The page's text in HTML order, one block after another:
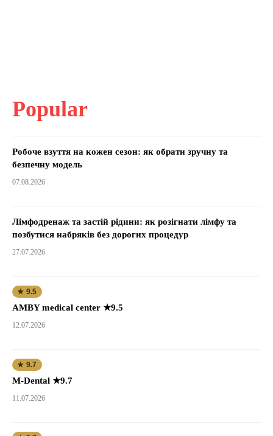
Popular
Робоче взуття на кожен сезон: як обрати зручну та
безпечну модель
07.08.2026
Лімфодренаж та застій рідини: як розігнати лімфу та
позбутися набряків без дорогих процедур
27.07.2026
★ 9.5
AMBY medical center ★9.5
12.07.2026
★ 9.7
M-Dental ★9.7
11.07.2026